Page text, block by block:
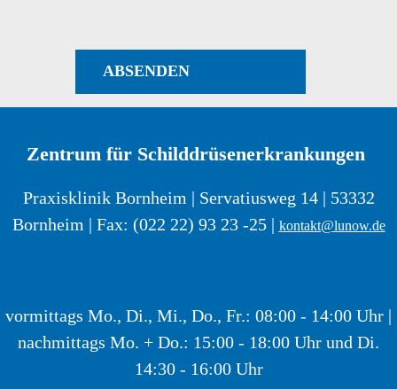
ABSENDEN
Zentrum für Schilddrüsenerkrankungen
Praxisklinik Bornheim | Servatiusweg 14 | 53332
Bornheim | Fax: (022 22) 93 23 -25 | kontakt@lunow.de
vormittags Mo., Di., Mi., Do., Fr.: 08:00 - 14:00 Uhr |
nachmittags Mo. + Do.: 15:00 - 18:00 Uhr und Di.
14:30 - 16:00 Uhr